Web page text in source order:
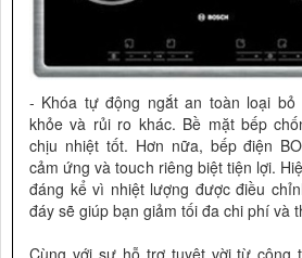
- Khóa tự động ngắt an toàn loại
khỏe và rủi ro khác. Bề mặt bếp
chịu nhiệt tốt. Hơn nữa, bếp điện
cảm ứng và touch riêng biệt tiện lợi.
đáng kể vì nhiệt lượng được điều
đáy sẽ giúp bạn giảm tối đa chi phí và